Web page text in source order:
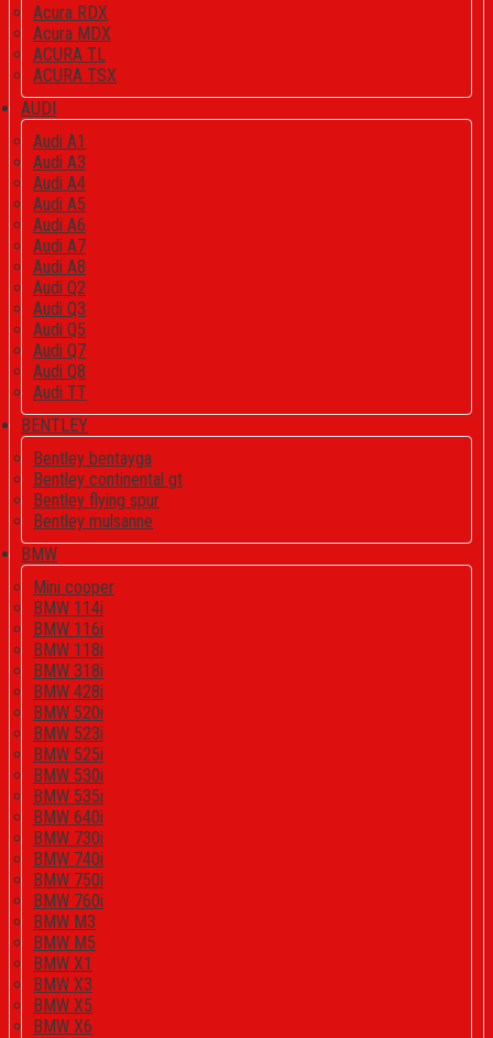
Acura RDX
Acura MDX
ACURA TL
ACURA TSX
AUDI
Audi A1
Audi A3
Audi A4
Audi A5
Audi A6
Audi A7
Audi A8
Audi Q2
Audi Q3
Audi Q5
Audi Q7
Audi Q8
Audi TT
BENTLEY
Bentley bentayga
Bentley continental gt
Bentley flying spur
Bentley mulsanne
BMW
Mini cooper
BMW 114i
BMW 116i
BMW 118i
BMW 318i
BMW 428i
BMW 520i
BMW 523i
BMW 525i
BMW 530i
BMW 535i
BMW 640i
BMW 730i
BMW 740i
BMW 750i
BMW 760i
BMW M3
BMW M5
BMW X1
BMW X3
BMW X5
BMW X6